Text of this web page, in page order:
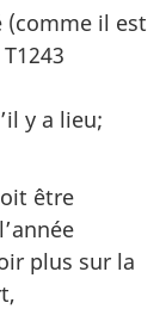
(comme il est
y a lieu;
être
plus sur la